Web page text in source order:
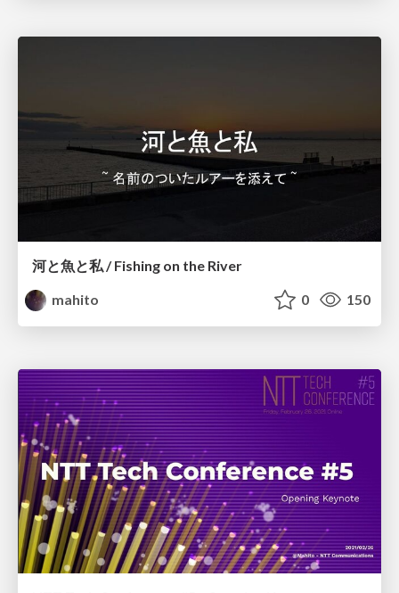
河と魚と私 / Fishing on the River
mahito
0 150